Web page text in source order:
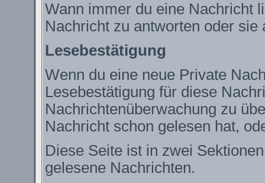
Wann immer du eine Nachricht
Nachricht zu antworten oder
Lesebestätigung
Wenn du eine neue Private
Lesebestätigung für diese
Nachrichtenüberwachung zu
Nachricht schon gelesen hat,
Diese Seite ist in zwei
gelesene Nachrichten.